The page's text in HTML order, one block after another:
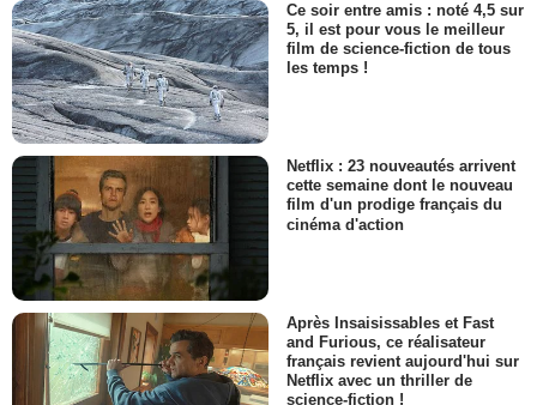
Ce soir entre amis : noté 4,5 sur
5, il est pour vous le meilleur
film de science-fiction de tous
les temps !
Netflix : 23 nouveautés arrivent
cette semaine dont le nouveau
film d'un prodige français du
cinéma d'action
Après Insaisissables et Fast
and Furious, ce réalisateur
français revient aujourd'hui sur
Netflix avec un thriller de
science-fiction !